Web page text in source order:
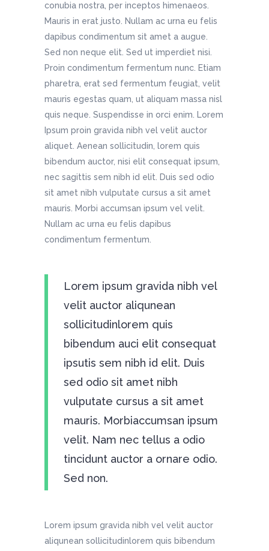
conubia nostra, per inceptos himenaeos.
Mauris in erat justo. Nullam ac urna eu felis
dapibus condimentum sit amet a augue.
Sed non neque elit. Sed ut imperdiet nisi.
Proin condimentum fermentum nunc. Etiam
pharetra, erat sed fermentum feugiat, velit
mauris egestas quam, ut aliquam massa nisl
quis neque. Suspendisse in orci enim. Lorem
Ipsum proin gravida nibh vel velit auctor
aliquet. Aenean sollicitudin, lorem quis
bibendum auctor, nisi elit consequat ipsum,
nec sagittis sem nibh id elit. Duis sed odio
sit amet nibh vulputate cursus a sit amet
mauris. Morbi accumsan ipsum vel velit.
Nullam ac urna eu felis dapibus
condimentum fermentum.
Lorem ipsum gravida nibh vel
velit auctor aliqunean
sollicitudinlorem quis
bibendum auci elit consequat
ipsutis sem nibh id elit. Duis
sed odio sit amet nibh
vulputate cursus a sit amet
mauris. Morbiaccumsan ipsum
velit. Nam nec tellus a odio
tincidunt auctor a ornare odio.
Sed non.
Lorem ipsum gravida nibh vel velit auctor
aliqunean sollicitudinlorem quis bibendum